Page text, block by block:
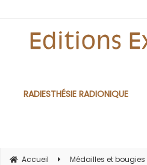
RADIESTHÉSIE RADIONIQUE
Accueil Médailles et bougies